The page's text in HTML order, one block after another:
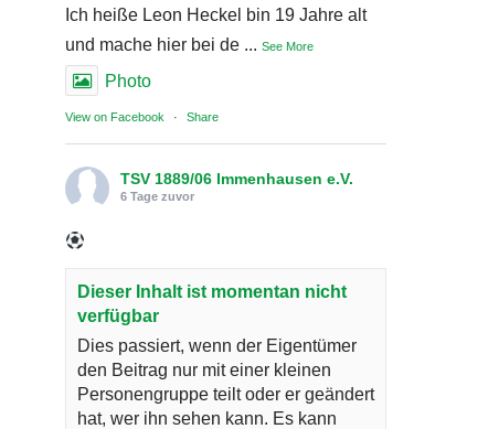
Ich heiße Leon Heckel bin 19 Jahre alt
und mache hier bei de ... See More
Photo
View on Facebook · Share
TSV 1889/06 Immenhausen e.V.
6 Tage zuvor
Dieser Inhalt ist momentan nicht
verfügbar
Dies passiert, wenn der Eigentümer
den Beitrag nur mit einer kleinen
Personengruppe teilt oder er geändert
hat, wer ihn sehen kann. Es kann